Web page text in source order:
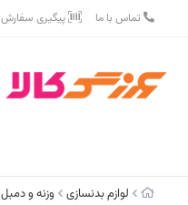
تماس با ما پیگیری سفارش
لوازم بدنسازی وزنه و دمبل